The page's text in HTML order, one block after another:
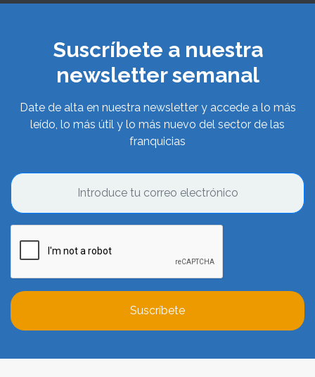
Suscríbete a nuestra
newsletter semanal
Date de alta en nuestra newsletter y accede a lo más
leído, lo más útil y lo más nuevo del sector de las
franquicias
Suscríbete